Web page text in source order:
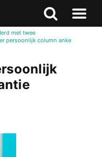
Zoeken
Naar
met twee
persoonlijk column anke
Zoeken
boven